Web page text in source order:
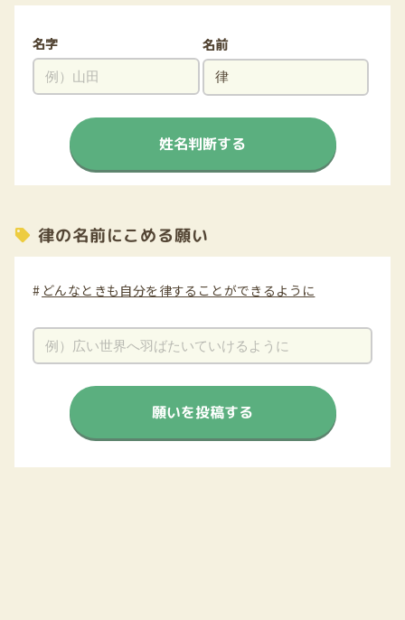
名字 名前
姓名判断する
律の名前にこめる願い
どんなときも自分を律することができるように
願いを投稿する